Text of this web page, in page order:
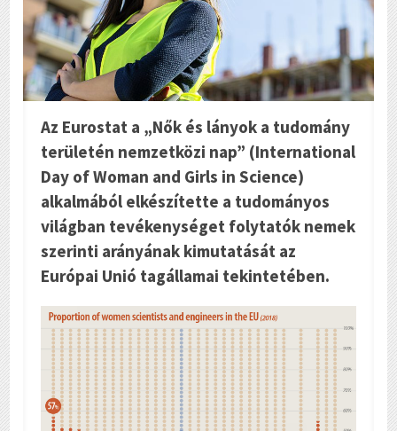
Az Eurostat a „Nők és lányok a tudomány
területén nemzetközi nap” (International
Day of Woman and Girls in Science)
alkalmából elkészítette a tudományos
világban tevékenységet folytatók nemek
szerinti arányának kimutatását az
Európai Unió tagállamai tekintetében.